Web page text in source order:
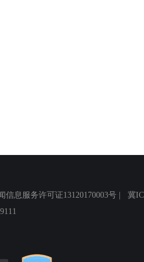
息服务许可证13120170003号 | 冀